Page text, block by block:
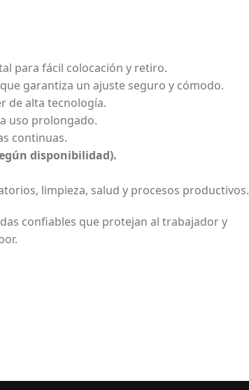
para fácil colocación y retiro.
garantiza un ajuste seguro y cómodo.
de alta tecnología.
uso prolongado.
continuas.
disponibilidad).
limpieza, salud y procesos productivos.
confiables que protejan al trabajador y